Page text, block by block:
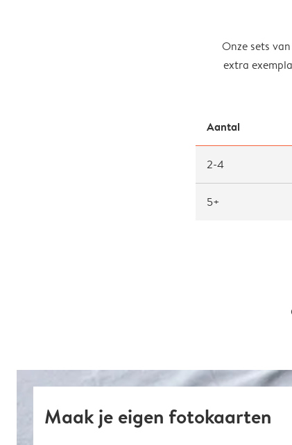
Onze sets
extra
Aantal
2-4
5+
Maak je eigen fotokaarten